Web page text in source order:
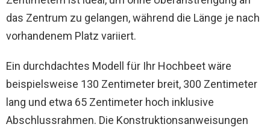
das Zentrum zu gelangen, während die Länge je nach
vorhandenem Platz variiert.
Ein durchdachtes Modell für Ihr Hochbeet wäre
beispielsweise 130 Zentimeter breit, 300 Zentimeter
lang und etwa 65 Zentimeter hoch inklusive
Abschlussrahmen. Die Konstruktionsanweisungen